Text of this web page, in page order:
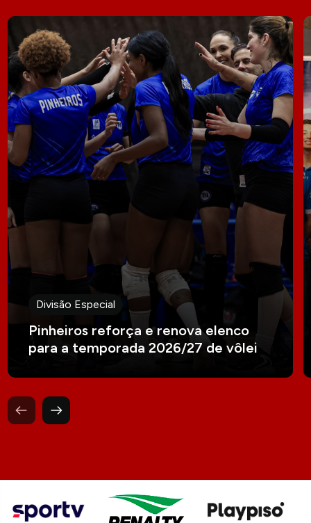
Divisão Especial
Pinheiros reforça e renova elenco
para a temporada 2026/27 de vôlei